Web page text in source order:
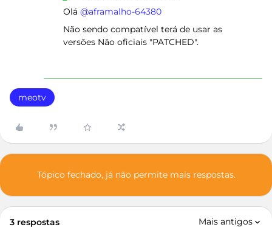
Olá ​ @aframalho-64380
Não sendo compatível terá de usar as
versões Não oficiais "PATCHED".
meotv
Tópico fechado, já não permite mais respostas.
3 respostas Mais antigos